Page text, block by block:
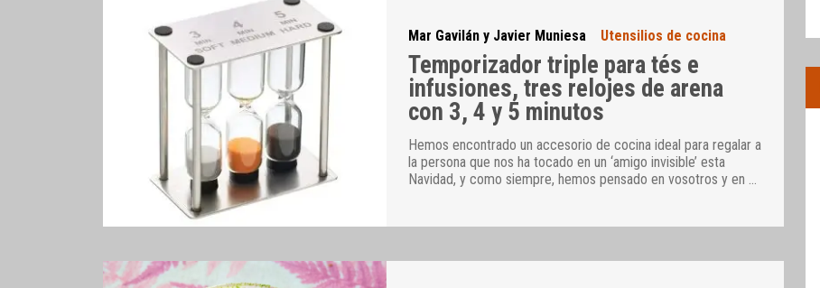
Mar Gavilán y Javier Muniesa Utensilios de cocina
Temporizador triple para tés e
infusiones, tres relojes de arena
con 3, 4 y 5 minutos
Hemos encontrado un accesorio de cocina ideal para regalar a
la persona que nos ha tocado en un ‘amigo invisible’ esta
Navidad, y como siempre, hemos pensado en vosotros y en …